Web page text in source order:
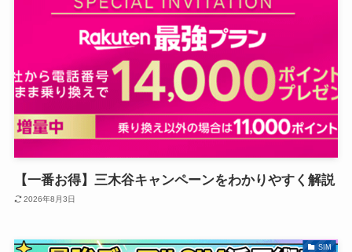
【一番お得】三木谷キャンペーンをわかりやすく解説
2026年8月3日
SIM